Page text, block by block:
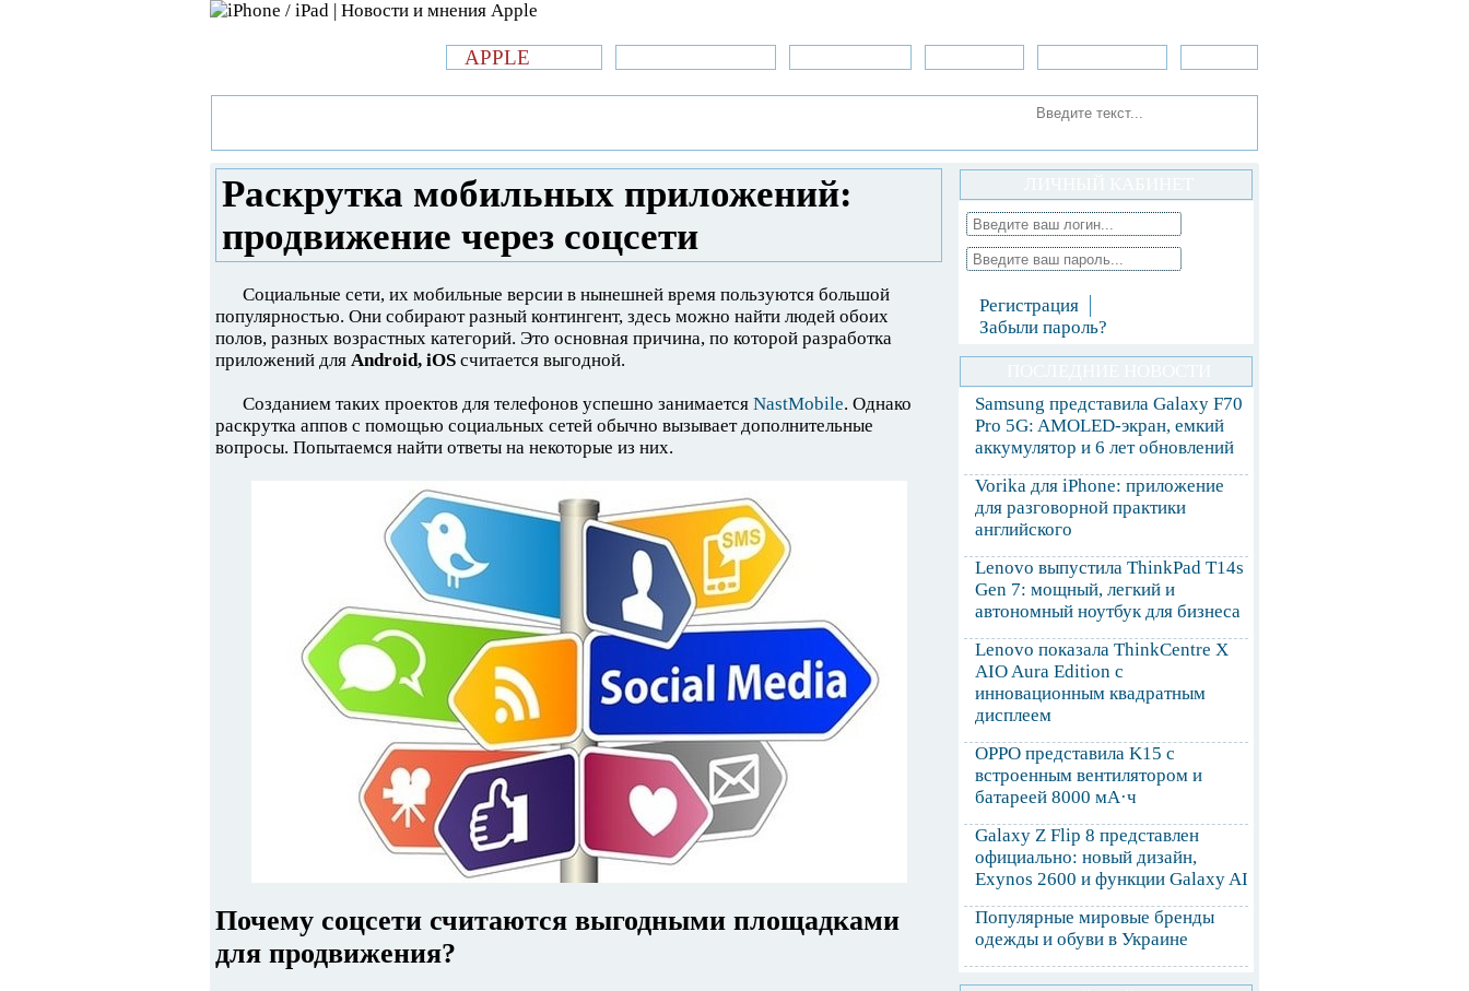
APPLE
Раскрутка мобильных приложений:
продвижение через соцсети
Социальные сети, их мобильные версии в нынешней время пользуются большой
популярностью. Они собирают разный контингент, здесь можно найти людей обоих
полов, разных возрастных категорий. Это основная причина, по которой разработка
приложений для Android, iOS считается выгодной.
Созданием таких проектов для телефонов успешно занимается NastMobile. Однако
раскрутка аппов с помощью социальных сетей обычно вызывает дополнительные
вопросы. Попытаемся найти ответы на некоторые из них.
Почему соцсети считаются выгодными площадками
для продвижения?
Регистрация
Забыли пароль?
Samsung представила Galaxy F70
Pro 5G: AMOLED-экран, емкий
аккумулятор и 6 лет обновлений
Vorika для iPhone: приложение
для разговорной практики
английского
Lenovo выпустила ThinkPad T14s
Gen 7: мощный, легкий и
автономный ноутбук для бизнеса
Lenovo показала ThinkCentre X
AIO Aura Edition с
инновационным квадратным
дисплеем
OPPO представила K15 с
встроенным вентилятором и
батареей 8000 мА·ч
Galaxy Z Flip 8 представлен
официально: новый дизайн,
Exynos 2600 и функции Galaxy AI
Популярные мировые бренды
одежды и обуви в Украине